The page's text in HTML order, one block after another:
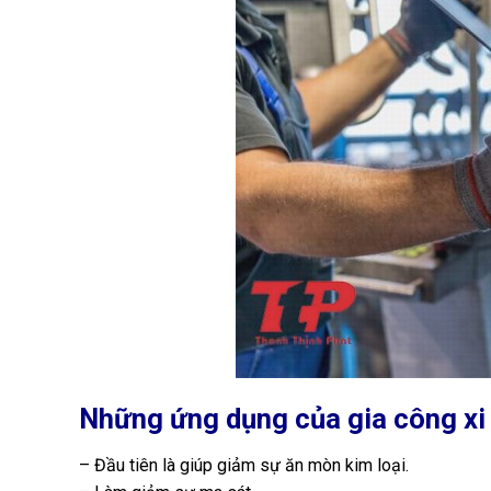
Những ứng dụng của gia công
– Đầu tiên là giúp giảm sự ăn mòn kim loại.